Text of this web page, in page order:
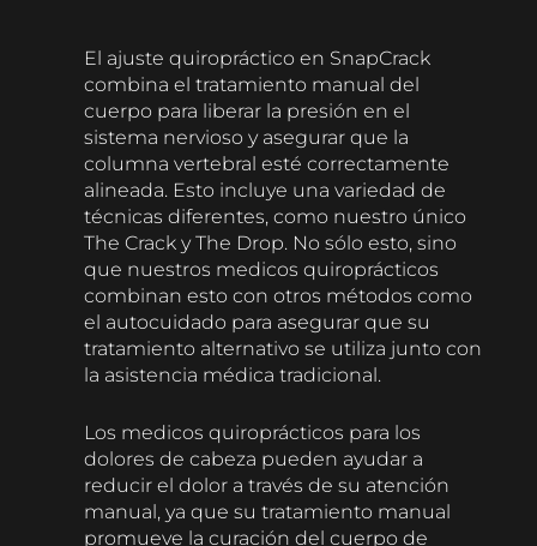
El ajuste quiropráctico en SnapCrack
combina el tratamiento manual del
cuerpo para liberar la presión en el
sistema nervioso y asegurar que la
columna vertebral esté correctamente
alineada. Esto incluye una variedad de
técnicas diferentes, como nuestro único
The Crack y The Drop. No sólo esto, sino
que nuestros medicos quiroprácticos
combinan esto con otros métodos como
el autocuidado para asegurar que su
tratamiento alternativo se utiliza junto con
la asistencia médica tradicional.
Los medicos quiroprácticos para los
dolores de cabeza pueden ayudar a
reducir el dolor a través de su atención
manual, ya que su tratamiento manual
promueve la curación del cuerpo de